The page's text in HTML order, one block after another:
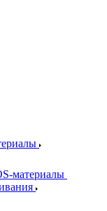
материалы